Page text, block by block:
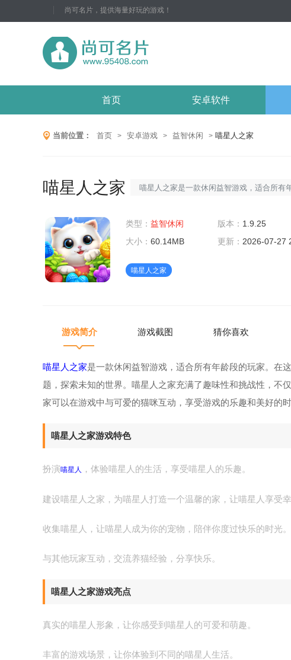
尚可名片，提供海量好玩的游戏！
首页 安卓软件
当前位置： 首页 > 安卓游戏 > 益智休闲 > 喵星人之家
喵星人之家
喵星人之家是一款休闲益智游戏，适合所有
各种挑战和难题，探索未知的世界。喵星人
了趣味性和挑战性，不仅可以放松身心，还
的猫咪互动，享受游戏的乐趣和美
类型： 益智休闲 版本： 1.9.25
大小： 60.14MB 更新： 2026-07-27
喵星人之家
游戏简介 游戏截图 猜你喜欢
喵星人之家是一款休闲益智游戏，适合所有年龄段的玩家。在
题，探索未知的世界。喵星人之家充满了趣味性和挑战性，不
家可以在游戏中与可爱的猫咪互动，享受游戏的乐趣和美好的时
喵星人之家游戏特色
扮演喵星人 ，体验喵星人的生活，享受喵星人的乐趣。
建设喵星人之家，为喵星人打造一个温馨的家，让喵星人享受幸
收集喵星人，让喵星人成为你的宠物，陪伴你度过快乐的时光。
与其他玩家互动，交流养猫经验，分享快乐。
喵星人之家游戏亮点
真实的喵星人形象，让你感受到喵星人的可爱和萌趣。
丰富的游戏场景，让你体验到不同的喵星人生活。